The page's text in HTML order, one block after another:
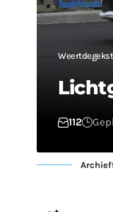
112